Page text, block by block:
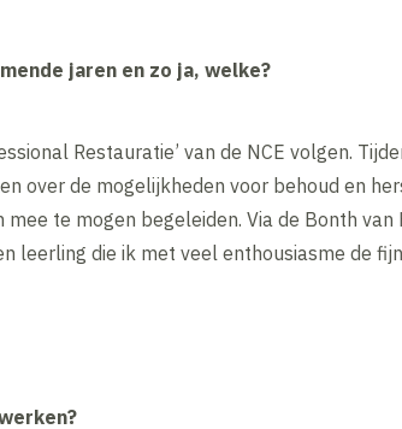
jaren en zo ja, welke?
Restauratie’ van de NCE volgen.
over de mogelijkheden voor behoud en
te mogen begeleiden. Via de Bonth van
leerling die ik met veel enthousiasme de